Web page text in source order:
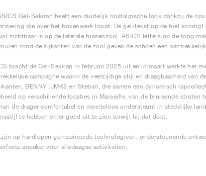
Gel-Sekiran heeft een duidelijk nostalgische look dankzij de
die over het bovenwerk loopt. De gel-tekst op de hiel
zichtbaar is op de laterale tussenzool. ASICS letters op de tong
rond de zijkanten van de zool geven de schoen een
bracht de Gel-Sekiran in februari 2025 uit en in maart werkte het
campagne waarin de veelzijdige stijl en draagbaarheid van
BENNY, JMK$ en Steban, die samen een dynamisch
op verschillende locaties in Marseille, van de bruisende straten
de drager comfortabel en moeiteloos ondersteunt in stedelijke
te hebben en er goed uit te zien terwijl hij dat doet.
op hardlopen geïnspireerde technologieën, ondersteunende
sneaker voor alledaagse activiteiten.